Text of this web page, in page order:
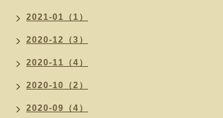
2021-01（1）
2020-12（3）
2020-11（4）
2020-10（2）
2020-09（4）